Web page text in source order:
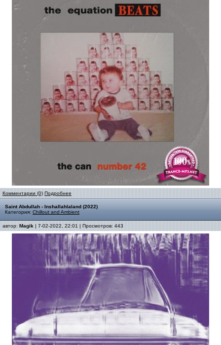
Комментарии (0) Подробнее
Saint Abdullah - Inshallahlaland (2022)
Категория: Chillout and Ambient
автор: Magik | 7-02-2022, 22:01 | Просмотров: 443